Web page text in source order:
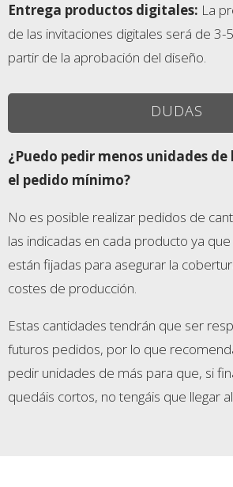
Entrega productos digitales: La
de las invitaciones digitales será de 3-
partir de la aprobación del diseño.
DUDAS
¿Puedo pedir menos unidades
el pedido mínimo?
No es posible realizar pedidos de
las indicadas en cada producto ya
están fijadas para asegurar la
costes de producción.
Estas cantidades tendrán que ser
futuros pedidos, por lo que
pedir unidades de más para que, si
quedáis cortos, no tengáis que llegar